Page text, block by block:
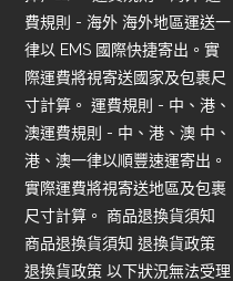
費規則 - 海外 海外地區運送一
律以 EMS 國際快捷寄出。實
際運費將視寄送國家及包裹尺
寸計算。 運費規則 - 中、港、
澳運費規則 - 中、港、澳 中、
港、澳一律以順豐速運寄出。
實際運費將視寄送地區及包裹
尺寸計算。 商品退換貨須知
商品退換貨須知 退換貨政策
退換貨政策 以下狀況無法受理